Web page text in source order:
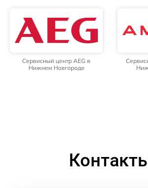
Сервисный центр AEG в
Нижнем Новгороде